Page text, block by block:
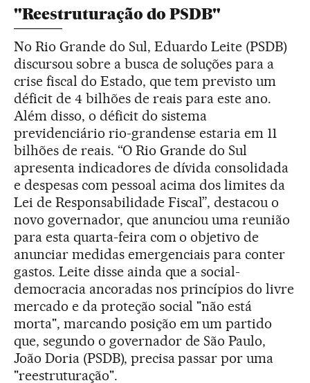
"Reestruturação do PSDB"
No Rio Grande do Sul, Eduardo Leite (PSDB)
discursou sobre a busca de soluções para a
crise fiscal do Estado, que tem previsto um
déficit de 4 bilhões de reais para este ano.
Além disso, o déficit do sistema
previdenciário rio-grandense estaria em 11
bilhões de reais. “O Rio Grande do Sul
apresenta indicadores de dívida consolidada
e despesas com pessoal acima dos limites da
Lei de Responsabilidade Fiscal”, destacou o
novo governador, que anunciou uma reunião
para esta quarta-feira com o objetivo de
anunciar medidas emergenciais para conter
gastos. Leite disse ainda que a social-
democracia ancoradas nos princípios do livre
mercado e da proteção social "não está
morta", marcando posição em um partido
que, segundo o governador de São Paulo,
João Doria (PSDB), precisa passar por uma
"reestruturação".